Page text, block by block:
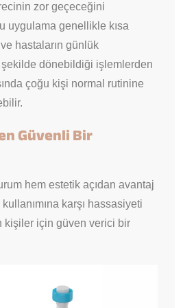
zor geçeceğini
uygulama genellikle kısa
hastaların günlük
şekilde dönebildiği işlemlerden
çoğu kişi normal rutinine
Güvenli Bir
hem estetik açıdan avantaj
karşı hassasiyeti
kişiler için güven verici bir